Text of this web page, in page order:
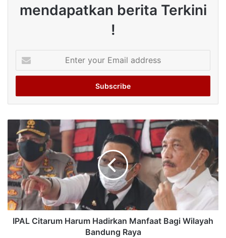
mendapatkan berita Terkini
!
your
Email
IPAL Citarum Harum Hadirkan Manfaat Bagi Wilayah
Bandung Raya